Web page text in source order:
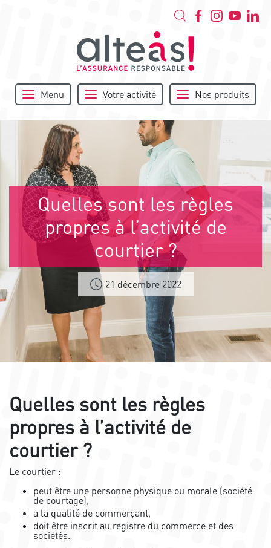
Menu Votre activité Nos produits
Quelles sont les règles
propres à l’activité de
courtier ?
21 décembre 2022
Quelles sont les règles
propres à l’activité de
courtier ?
Le courtier :
peut être une personne physique ou morale (société
de courtage),
a la qualité de commerçant,
doit être inscrit au registre du commerce et des
sociétés.